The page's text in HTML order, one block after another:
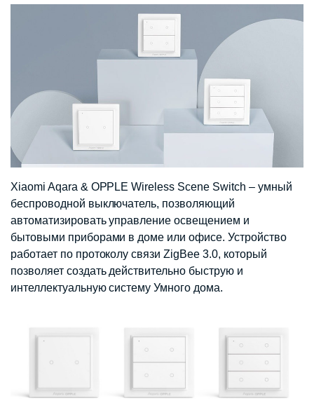
Xiaomi Aqara & OPPLE Wireless Scene Switch – умный
беспроводной выключатель, позволяющий
автоматизировать управление освещением и
бытовыми приборами в доме или офисе. Устройство
работает по протоколу связи ZigBee 3.0, который
позволяет создать действительно быструю и
интеллектуальную систему Умного дома.